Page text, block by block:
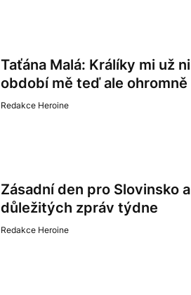
Taťána Malá: Králíky mi už
období mě teď ale ohromně
Redakce Heroine
Zásadní den pro Slovinsko
důležitých zpráv týdne
Redakce Heroine